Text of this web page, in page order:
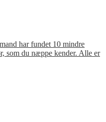
har fundet 10 mindre
som du næppe kender. Alle er